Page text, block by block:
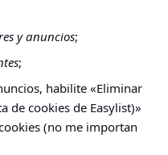
y anuncios;
;
habilite «Eliminar
de cookies de Easylist)»
(no me importan